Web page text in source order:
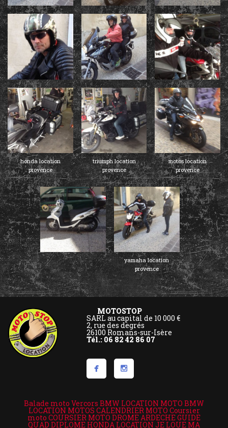
honda location
provence
triumph location
provence
motos location
provence
yamaha location
provence
MOTOSTOP
SARL au capital de 10 000 €
2, rue des degrés
26100 Romans-sur-Isère
Tél.: 06 82 42 86 07
Balade moto Vercors BMW LOCATION MOTO BMW
LOCATION MOTOS CALENDRIER MOTO Coursier
moto COURSIER MOTO DROME ARDECHEGUIDE
QUAD DIPLOME HONDA LOCATION JE LOUE MA